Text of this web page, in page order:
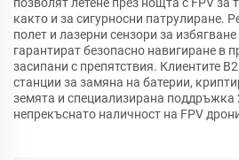
както и за сигурносни патрулиране.
полет и лазерни сензори за
гарантират безопасно навигиране в
засипани с препятствия. Клиентите
станции за замяна на батерии,
земята и специализирана поддръжка
непрекъснато наличност на FPV